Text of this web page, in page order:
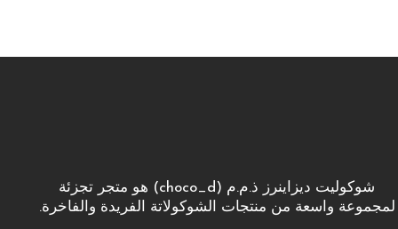
شوكوليت ديزاينرز ذ.م.م (choco_d) هو متجر تجزئة
لمجموعة واسعة من منتجات الشوكولاتة الفريدة والفاخرة.